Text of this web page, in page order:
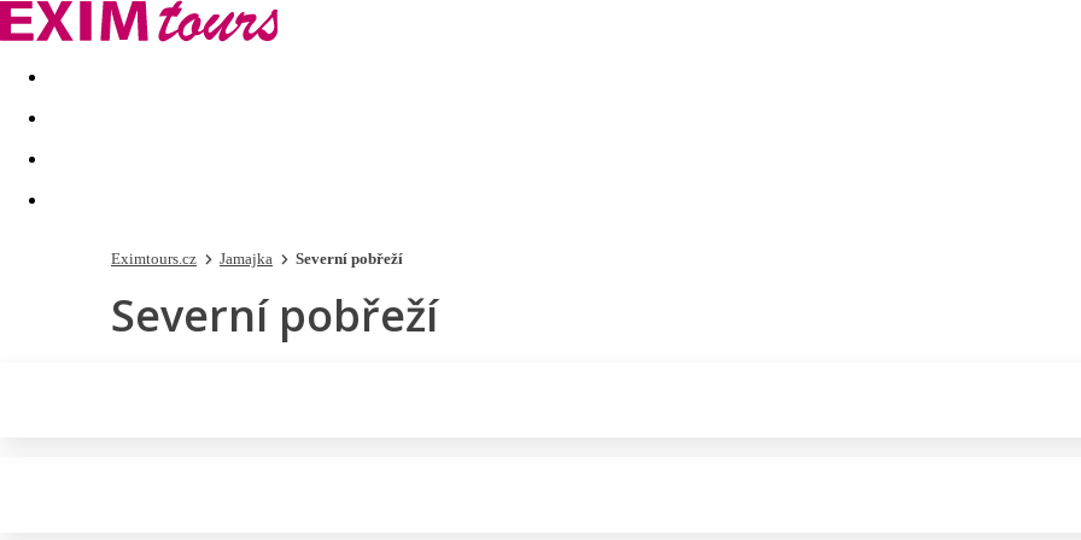
Akční nabídky Last minute
Eximtours.cz Jamajka Severní pobřeží
Severní pobřeží